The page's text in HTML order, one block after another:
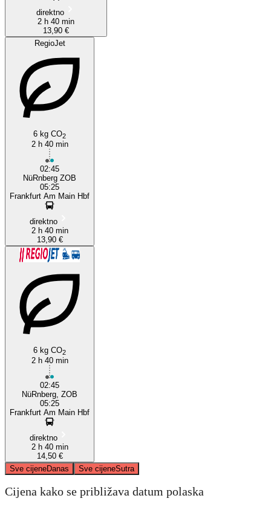
direktno
2 h 40 min
13,90 €
RegioJet
6 kg CO2
2 h 40 min
02:45
NüRnberg ZOB
05:25
Frankfurt Am Main Hbf
direktno
2 h 40 min
13,90 €
6 kg CO2
2 h 40 min
02:45
NüRnberg, ZOB
05:25
Frankfurt Am Main Hbf
direktno
2 h 40 min
14,50 €
Sve cijeneDanas Sve cijeneSutra
Cijena kako se približava datum polaska